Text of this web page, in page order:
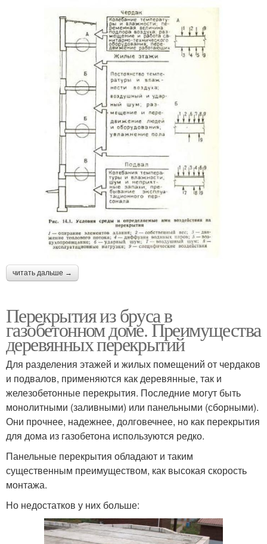
читать дальше →
Перекрытия из бруса в
газобетонном доме. Преимущества
деревянных перекрытий
Для разделения этажей и жилых помещений от чердаков
и подвалов, применяются как деревянные, так и
железобетонные перекрытия. Последние могут быть
монолитными (заливными) или панельными (сборными).
Они прочнее, надежнее, долговечнее, но как перекрытия
для дома из газобетона используются редко.
Панельные перекрытия обладают и таким
существенным преимуществом, как высокая скорость
монтажа.
Но недостатков у них больше: